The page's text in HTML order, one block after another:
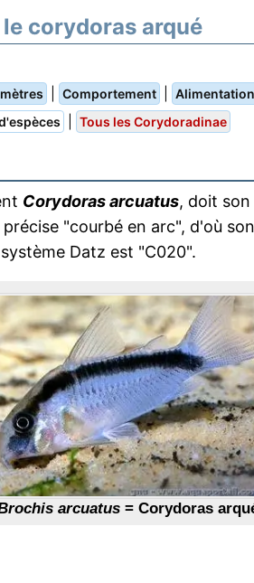
le corydoras arqué
Comportement Alimentation
Tous les Corydoradinae
Corydoras arcuatus, doit son
"courbé en arc", d'où
Datz est "C020".
arcuatus= Corydoras